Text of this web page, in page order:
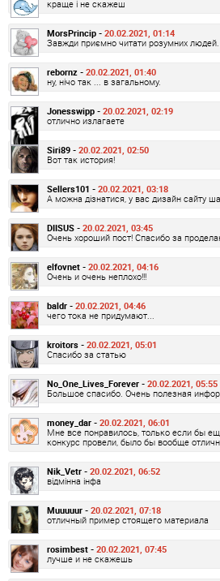
краще і не скажеш
MorsPrincip - 20.02.2021, 01:14
Завжди приємно читати розумних
rebornz - 20.02.2021, 01:40
ну, нічо так ... в загальному.
Jonesswipp - 20.02.2021, 02:19
отлично излагаете
Siri89 - 20.02.2021, 02:50
Вот так история!
Sellers101 - 20.02.2021, 03:18
А можна дізнатися, у вас дизайн сайту
DIISUS - 20.02.2021, 03:45
Очень хороший пост! Спасибо за
elfovnet - 20.02.2021, 04:16
Очень и очень неплохо!!!
baldr - 20.02.2021, 04:46
чего тока не придумают...
kroitors - 20.02.2021, 05:01
Спасибо за статью
No_One_Lives_Forever - 20.02.2021, 05:55
Большое спасибо. Очень полезная
money_dar - 20.02.2021, 06:01
Мне все понравилось, только если бы
конкурс провели, было бы вообще
Nik_Vetr - 20.02.2021, 06:52
відмінна інфа
Muuuuur - 20.02.2021, 07:18
отличный пример стоящего материала
rosimbest - 20.02.2021, 07:45
лучше и не скажешь